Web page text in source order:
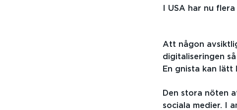
I USA har nu
Att någon
digitaliseringen
En gnista kan
Den stora nöten
sociala medier. I